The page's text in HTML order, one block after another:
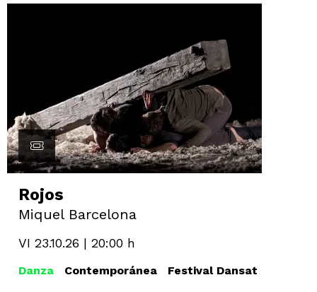
Rojos
Miquel Barcelona
VI 23.10.26 | 20:00 h
Danza Contemporánea Festival Dansat